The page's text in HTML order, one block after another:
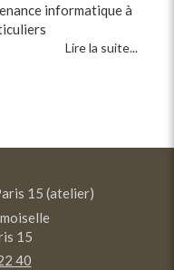
informatique à
Lire la suite...
15 (atelier)
15
40